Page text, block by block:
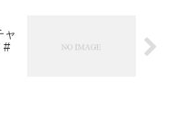
ャ
#